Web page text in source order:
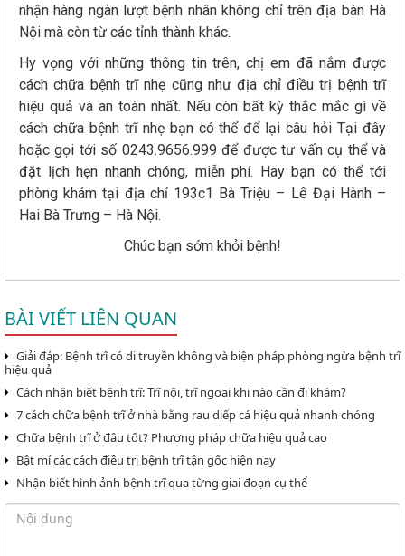
nhận hàng ngàn lượt bệnh nhân không chỉ trên địa bàn Hà
Nội mà còn từ các tỉnh thành khác.
Hy vọng với những thông tin trên, chị em đã nắm được
cách chữa bệnh trĩ nhẹ cũng như địa chỉ điều trị bệnh trĩ
hiệu quả và an toàn nhất. Nếu còn bất kỳ thắc mắc gì về
cách chữa bệnh trĩ nhẹ bạn có thể để lại câu hỏi Tại đây
hoặc gọi tới số 0243.9656.999 để được tư vấn cụ thể và
đặt lịch hẹn nhanh chóng, miễn phí. Hay bạn có thể tới
phòng khám tại địa chỉ 193c1 Bà Triệu – Lê Đại Hành –
Hai Bà Trưng – Hà Nội.
Chúc bạn sớm khỏi bệnh!
BÀI VIẾT LIÊN QUAN
Giải đáp: Bệnh trĩ có di truyền không và biện pháp phòng ngừa bệnh trĩ
hiệu quả
Cách nhận biết bệnh trĩ: Trĩ nội, trĩ ngoại khi nào cần đi khám?
7 cách chữa bệnh trĩ ở nhà bằng rau diếp cá hiệu quả nhanh chóng
Chữa bệnh trĩ ở đâu tốt? Phương pháp chữa hiệu quả cao
Bật mí các cách điều trị bệnh trĩ tận gốc hiện nay
Nhận biết hình ảnh bệnh trĩ qua từng giai đoạn cụ thể